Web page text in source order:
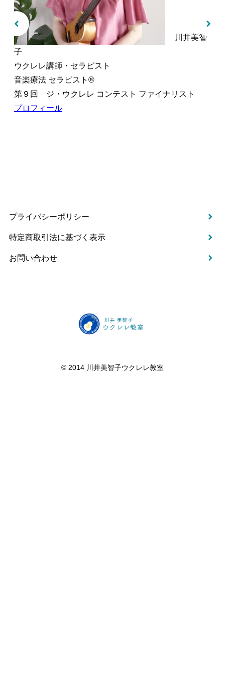
川井美智
子
ウクレレ講師・セラピスト
音楽療法 セラピスト®︎
第９回 ジ・ウクレレ コンテスト ファイナリスト
プロフィール
プライバシーポリシー
特定商取引法に基づく表示
お問い合わせ
©️ 2014 川井美智子ウクレレ教室